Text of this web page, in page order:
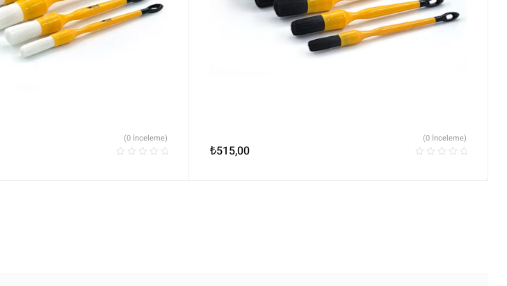
(0 İnceleme)
₺515,00
(0 İnceleme)